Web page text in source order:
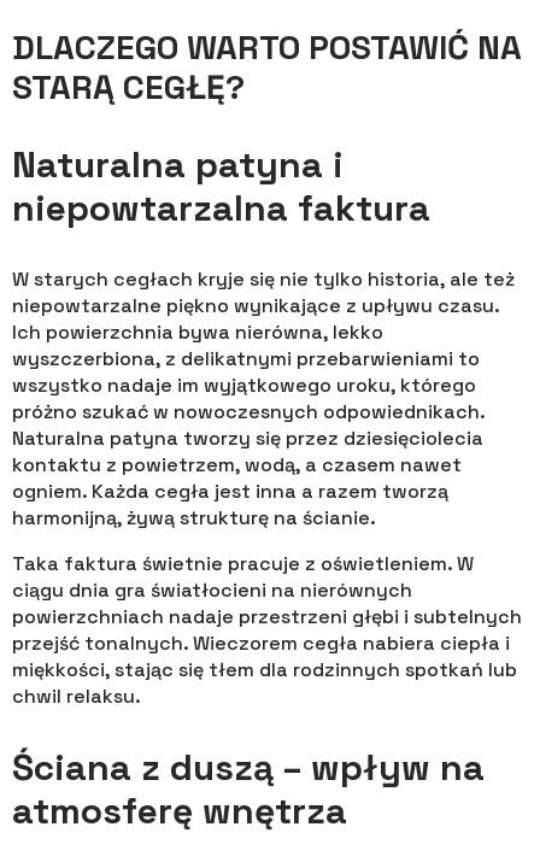
DLACZEGO WARTO POSTAWIĆ NA
STARĄ CEGŁĘ?
Naturalna patyna i
niepowtarzalna faktura
W starych cegłach kryje się nie tylko historia, ale też
niepowtarzalne piękno wynikające z upływu czasu.
Ich powierzchnia bywa nierówna, lekko
wyszczerbiona, z delikatnymi przebarwieniami to
wszystko nadaje im wyjątkowego uroku, którego
próżno szukać w nowoczesnych odpowiednikach.
Naturalna patyna tworzy się przez dziesięciolecia
kontaktu z powietrzem, wodą, a czasem nawet
ogniem. Każda cegła jest inna a razem tworzą
harmonijną, żywą strukturę na ścianie.
Taka faktura świetnie pracuje z oświetleniem. W
ciągu dnia gra światłocieni na nierównych
powierzchniach nadaje przestrzeni głębi i subtelnych
przejść tonalnych. Wieczorem cegła nabiera ciepła i
miękkości, stając się tłem dla rodzinnych spotkań lub
chwil relaksu.
Ściana z duszą – wpływ na
atmosferę wnętrza